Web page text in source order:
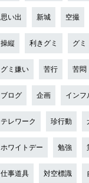
思い出 新城 空撮
操縦 利きグミ グミ
グミ嫌い 苦行 苦悶
ブログ 企画 インフ
テレワーク 珍行動
ホワイトデー 勉強
仕事道具 対空標識